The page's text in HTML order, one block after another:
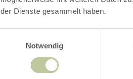
der Dienste gesammelt haben.
Notwendig